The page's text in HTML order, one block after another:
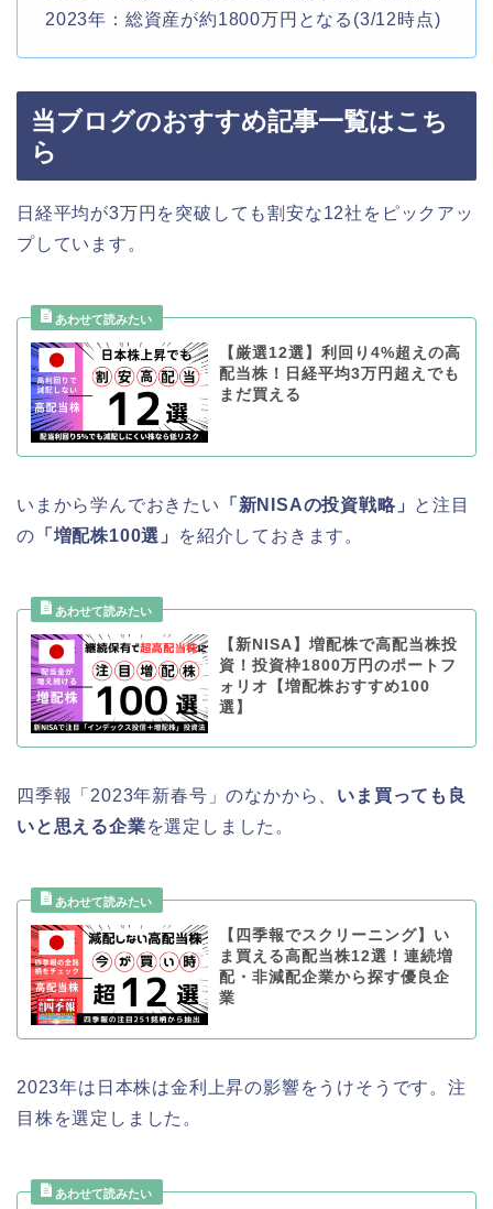
2023年：総資産が約1800万円となる(3/12時点)
当ブログのおすすめ記事一覧はこち
ら
日経平均が3万円を突破しても割安な12社をピックアッ
プしています。
【厳選12選】利回り4%超えの高
配当株！日経平均3万円超えでも
まだ買える
いまから学んでおきたい 「新NISAの投資戦略」 と注目
の 「増配株100選」 を紹介しておきます。
【新NISA】増配株で高配当株投
資！投資枠1800万円のポートフ
ォリオ【増配株おすすめ100
選】
四季報「2023年新春号」のなかから、 いま買っても良
いと思える企業を選定しました。
【四季報でスクリーニング】い
ま買える高配当株12選！連続増
配・非減配企業から探す優良企
業
2023年は日本株は金利上昇の影響をうけそうです。注
目株を選定しました。